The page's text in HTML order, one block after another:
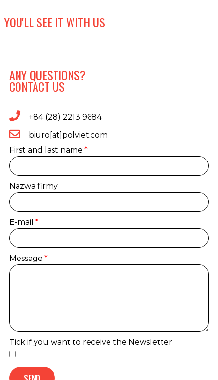
YOU'LL SEE IT WITH US
ANY QUESTIONS?
CONTACT US
+84 (28) 2213 9684
biuro[at]polviet.com
First and last name
Nazwa firmy
E-mail
Message
Tick if you want to receive the Newsletter